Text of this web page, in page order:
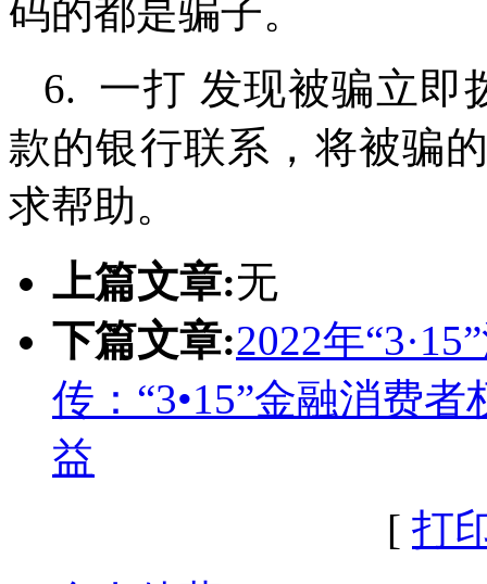
码的都是骗子。
6. 一打 发现被骗立即
款的银行联系，将被骗
求帮助。
上篇文章:无
下篇文章:2022年
传：“3•15”金融消费
益
[ 打